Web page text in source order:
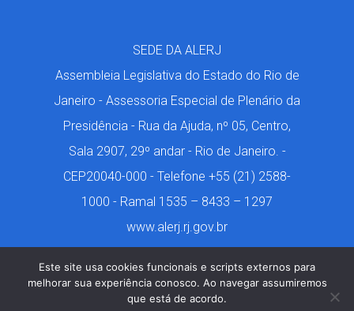
SEDE DA ALERJ
Assembleia Legislativa do Estado do Rio de
Janeiro - Assessoria Especial de Plenário da
Presidência - Rua da Ajuda, nº 05, Centro,
Sala 2907, 29º andar - Rio de Janeiro. -
CEP20040-000 - Telefone +55 (21) 2588-
1000 - Ramal 1535 – 8433 – 1297
www.alerj.rj.gov.br
Este site usa cookies funcionais e scripts externos para
melhorar sua experiência conosco. Ao navegar assumiremos
que está de acordo.